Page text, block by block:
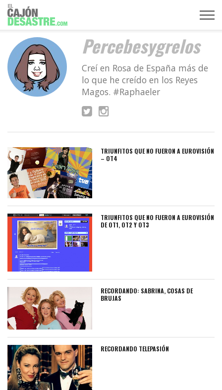
MÚSICA
TELEVISIÓN
POLÍTICA
ACTUALIDAD
EUROVISIÓN Percebesygrelos
Creí en Rosa de España más de
lo que he creído en los Reyes
Magos. #Raphaeler
TRIUNFITOS QUE NO FUERON A EUROVISIÓN
– OT4
TRIUNFITOS QUE NO FUERON A EUROVISIÓN
DE OT1, OT2 Y OT3
RECORDANDO: SABRINA, COSAS DE
BRUJAS
RECORDANDO TELEPASIÓN